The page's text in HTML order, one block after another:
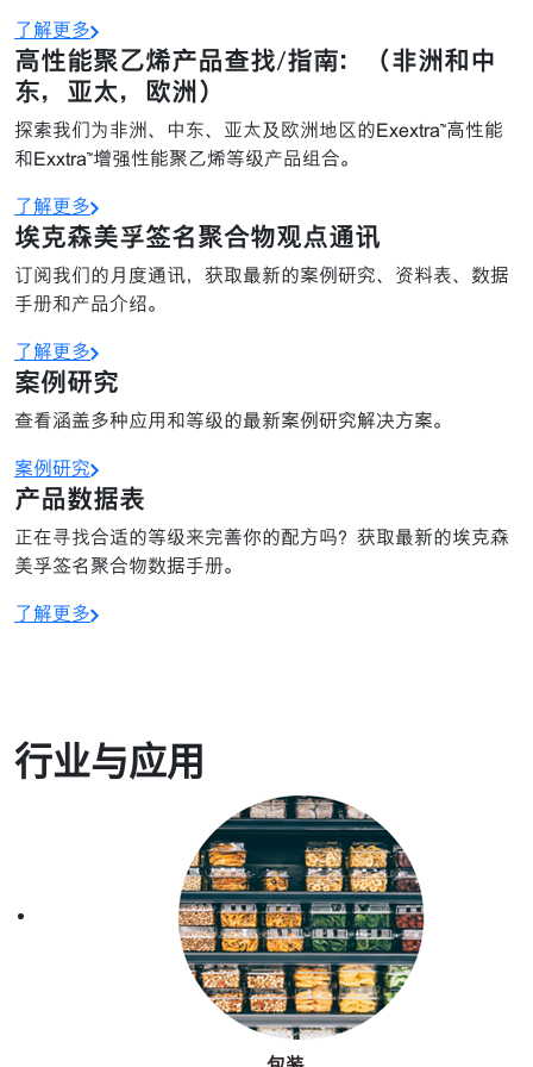
了解更多
高性能聚乙烯产品查找/指南：（非洲和中
东，亚太，欧洲）
探索我们为非洲、中东、亚太及欧洲地区的Exextra™高性能
和Exxtra™增强性能聚乙烯等级产品组合。
了解更多
埃克森美孚签名聚合物观点通讯
订阅我们的月度通讯，获取最新的案例研究、资料表、数据
手册和产品介绍。
了解更多
案例研究
查看涵盖多种应用和等级的最新案例研究解决方案。
案例研究
产品数据表
正在寻找合适的等级来完善你的配方吗？获取最新的埃克森
美孚签名聚合物数据手册。
了解更多
行业与应用